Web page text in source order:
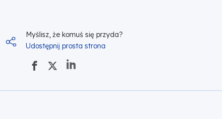
Myślisz, że komuś się przyda?
Udostępnij prosta strona